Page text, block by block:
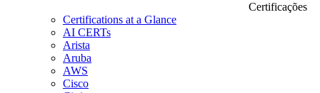
Certificações
Certifications at a Glance
AI CERTs
Arista
Aruba
AWS
Cisco